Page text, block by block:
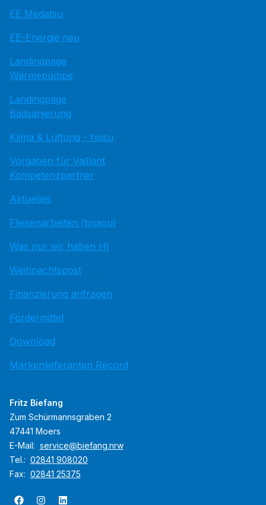
EE Medatsu
EE-Energie neu
Landingpage
Wärmepumpe
Landingpage
Badsanierung
Klima & Lüftung - hissu
Vorgaben für Vaillant
Kompetenzpartner
Aktuelles
Fliesenarbeiten (toujou)
Was nur wir haben HI
Weihnachtspost
Finanzierung anfragen
Fördermittel
Download
Markenlieferanten Record
Fritz Biefang
Zum Schür­manns­gra­ben 2
47441 Moers
E-Mail: service@biefang.nrw
Tel.: 02841 908020
Fax: 02841 25375